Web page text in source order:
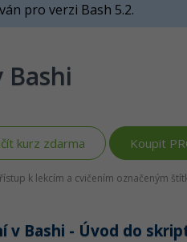
pro verzi Bash 5.2.
kurz zdarma Koupit
k lekcím a cvičením označeným
v Bashi - Úvod do